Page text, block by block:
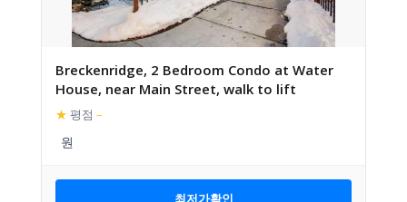
Breckenridge, 2 Bedroom Condo at Water
House, near Main Street, walk to lift
★ 평점 –
최저가확인